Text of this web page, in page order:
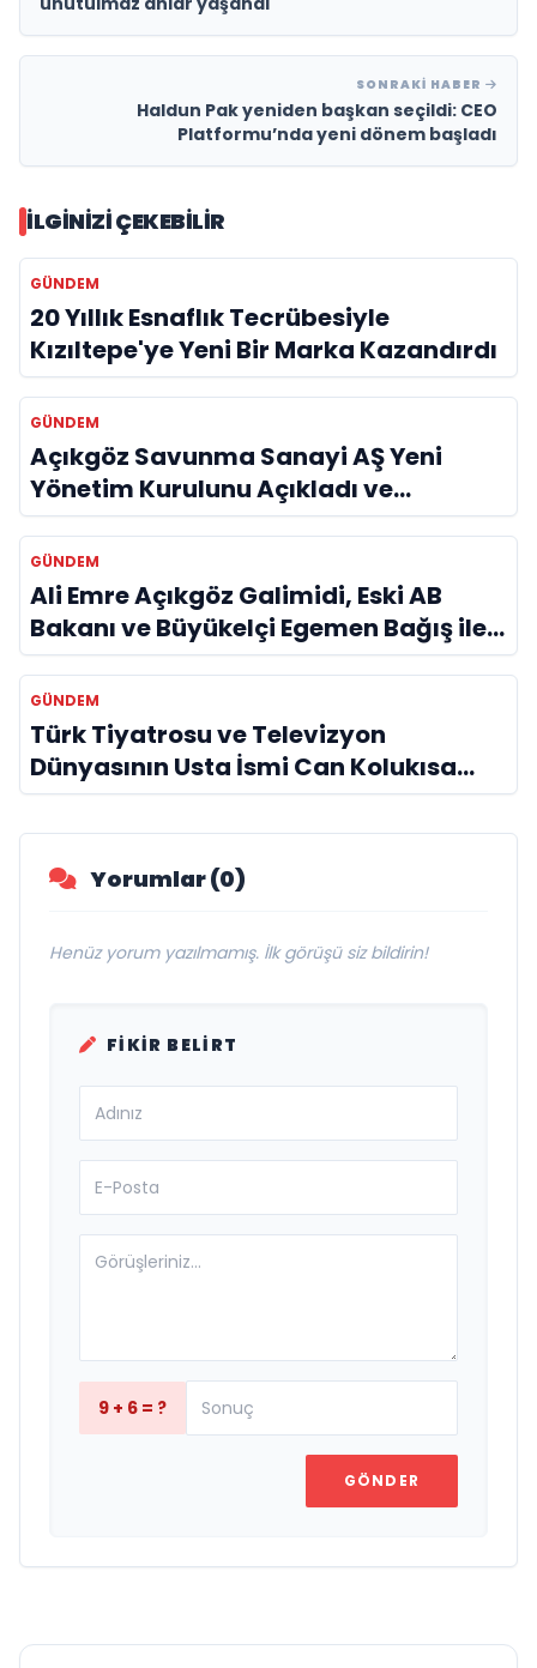
SONRAKI HABER
Haldun Pak yeniden başkan seçildi: CEO
Platformu’nda yeni dönem başladı
İLGINIZI ÇEKEBILIR
GÜNDEM
20 Yıllık Esnaflık Tecrübesiyle
Kızıltepe'ye Yeni Bir Marka Kazandırdı
GÜNDEM
Açıkgöz Savunma Sanayi AŞ Yeni
Yönetim Kurulunu Açıkladı ve
Savunma Sanayinde Küresel Vizyon
Vurgusu
GÜNDEM
Ali Emre Açıkgöz Galimidi, Eski AB
Bakanı ve Büyükelçi Egemen Bağış ile
Bir Araya Geldi
GÜNDEM
Türk Tiyatrosu ve Televizyon
Dünyasının Usta İsmi Can Kolukısa
Hayatını Kaybetti
Yorumlar (0)
Henüz yorum yazılmamış. İlk görüşü siz bildirin!
FIKIR BELIRT
9 + 6 = ?
GÖNDER